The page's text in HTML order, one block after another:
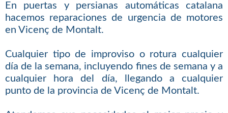
En puertas y persianas automáticas catalana
hacemos reparaciones de urgencia de motores
en Vicenç de Montalt.
Cualquier tipo de improviso o rotura cualquier
día de la semana, incluyendo fines de semana y a
cualquier hora del día, llegando a cualquier
punto de la provincia de Vicenç de Montalt.